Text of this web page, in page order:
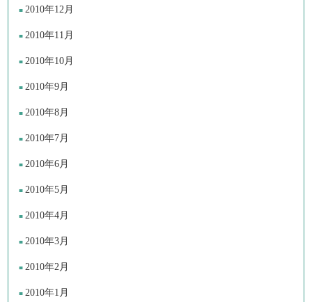
2010年12月
2010年11月
2010年10月
2010年9月
2010年8月
2010年7月
2010年6月
2010年5月
2010年4月
2010年3月
2010年2月
2010年1月